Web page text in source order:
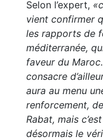
Selon l’expert,
vient confirmer
les rapports de
méditerranée,
faveur du
consacre
aura au menu
renforcement,
Rabat, mais
désormais le